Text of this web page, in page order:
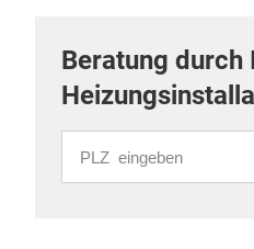
Beratung durch